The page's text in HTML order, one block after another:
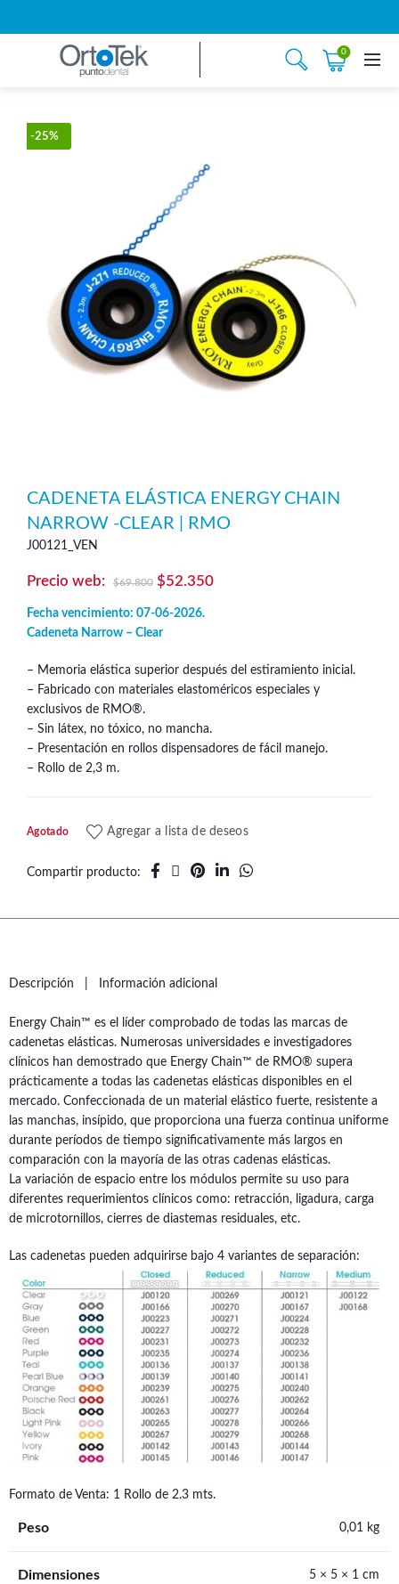
0
-25%
CADENETA ELÁSTICA ENERGY CHAIN
NARROW -CLEAR | RMO
J00121_VEN
$69.800 El
precio
original
$69.800.
$52.350El
$52.350.
Fecha vencimiento: 07-06-2026.
Cadeneta Narrow – Clear
– Memoria elástica superior después del estiramiento inicial.
– Fabricado con materiales elastoméricos especiales y
exclusivos de RMO®.
– Sin látex, no tóxico, no mancha.
– Presentación en rollos dispensadores de fácil manejo.
– Rollo de 2,3 m.
Agotado Agregar a lista de deseos
Compartir producto
Descripción Información adicional
Energy Chain™ es el líder comprobado de todas las marcas de
cadenetas elásticas. Numerosas universidades e investigadores
clínicos han demostrado que Energy Chain™ de RMO® supera
prácticamente a todas las cadenetas elásticas disponibles en el
mercado. Confeccionada de un material elástico fuerte, resistente a
las manchas, insípido, que proporciona una fuerza continua uniforme
durante períodos de tiempo significativamente más largos en
comparación con la mayoría de las otras cadenas elásticas.
La variación de espacio entre los módulos permite su uso para
diferentes requerimientos clínicos como: retracción, ligadura, carga
de microtornillos, cierres de diastemas residuales, etc.
Las cadenetas pueden adquirirse bajo 4 variantes de separación:
Formato de Venta: 1 Rollo de 2.3 mts.
Peso 0,01 kg
Dimensiones 5 × 5 × 1 cm